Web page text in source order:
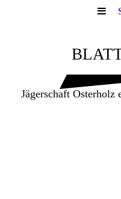
Jägerschaft Osterholz